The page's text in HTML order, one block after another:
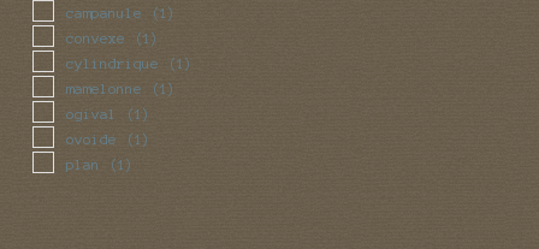
campanule (1)
convexe (1)
cylindrique (1)
mamelonne (1)
ogival (1)
ovoide (1)
plan (1)